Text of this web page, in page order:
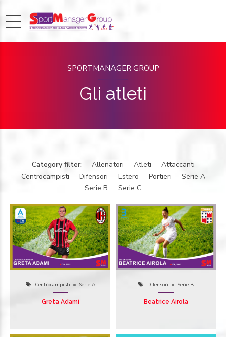
SPORTMANAGER GROUP
Gli atleti
Category filter: Allenatori Atleti
Attaccanti
Centrocampisti
Difensori Estero Portieri
Serie A
Serie B
Serie C
Centrocampisti Serie A
Greta Adami
Difensori Serie B
Beatrice Airola